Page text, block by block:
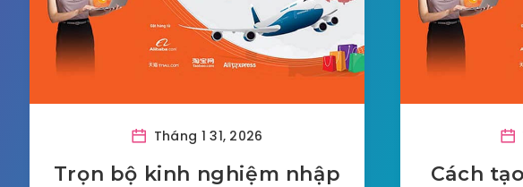
Tháng 1 31, 2026
Trọn bộ kinh nghiệm nhập
Cách